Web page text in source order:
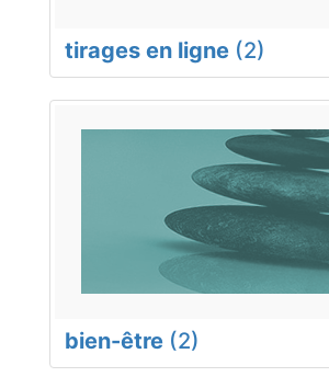
tirages en ligne (2)
bien-être (2)